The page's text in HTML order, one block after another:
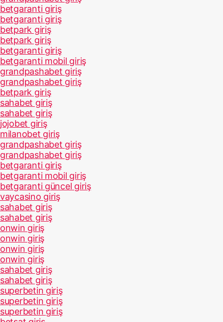
betgaranti giriş
betgaranti giriş
betpark giriş
betpark giriş
betgaranti giriş
betgaranti mobil giriş
grandpashabet giriş
grandpashabet giriş
betpark giriş
sahabet giriş
sahabet giriş
jojobet giriş
milanobet giriş
grandpashabet giriş
grandpashabet giriş
betgaranti giriş
betgaranti mobil giriş
betgaranti güncel giriş
vaycasino giriş
sahabet giriş
sahabet giriş
onwin giriş
onwin giriş
onwin giriş
onwin giriş
sahabet giriş
sahabet giriş
superbetin giriş
superbetin giriş
superbetin giriş